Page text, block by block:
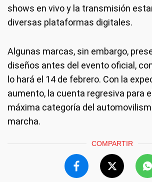
shows en vivo y la transmisión
diversas plataformas digitales.
Algunas marcas, sin embargo,
diseños antes del evento oficial,
lo hará el 14 de febrero. Con la
aumento, la cuenta regresiva para
máxima categoría del
marcha.
COMPARTIR